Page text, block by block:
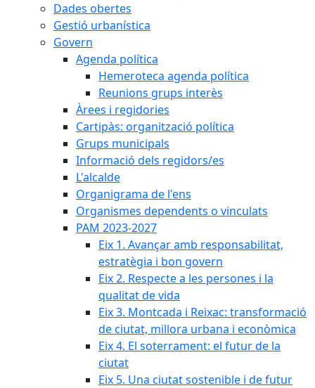
Dades obertes
Gestió urbanística
Govern
Agenda política
Hemeroteca agenda política
Reunions grups interès
Àrees i regidories
Cartipàs: organització política
Grups municipals
Informació dels regidors/es
L'alcalde
Organigrama de l'ens
Organismes dependents o vinculats
PAM 2023-2027
Eix 1. Avançar amb responsabilitat,
estratègia i bon govern
Eix 2. Respecte a les persones i la
qualitat de vida
Eix 3. Montcada i Reixac: transformació
de ciutat, millora urbana i econòmica
Eix 4. El soterrament: el futur de la
ciutat
Eix 5. Una ciutat sostenible i de futur